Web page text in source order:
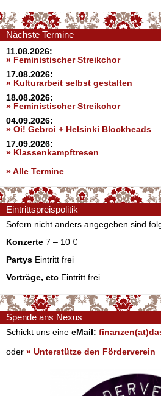
Nächste Termine
11.08.2026:
» Feministischer Streikchor
17.08.2026:
» Kulturarbeit selbst gestalten
18.08.2026:
» Feministischer Streikchor
04.09.2026:
» Oi! Gebroi + Helsinki Blockheads
17.09.2026:
» Klassenkampftresen
» Alle Termine
Eintrittspreispolitik
Sofern nicht anders angegeben sind
Konzerte 7 – 10 €
Partys Eintritt frei
Vorträge, etc Eintritt frei
Spende ans Nexus
Schickt uns eine eMail:
oder » Unterstütze den Förderverein